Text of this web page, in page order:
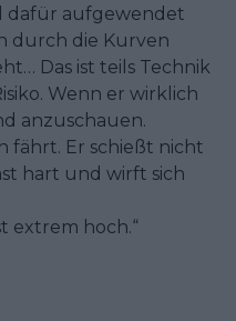
dafür aufgewendet
durch die Kurven
Das ist teils Technik
Wenn er wirklich
anzuschauen.
fährt. Er schießt nicht
hart und wirft sich
extrem hoch.“